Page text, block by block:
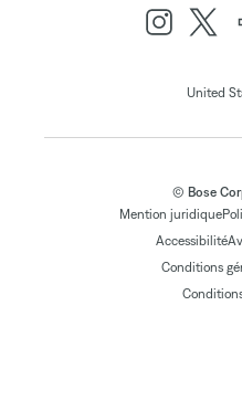
United
© Bose
Mention juridique
Accessibilité
Conditions